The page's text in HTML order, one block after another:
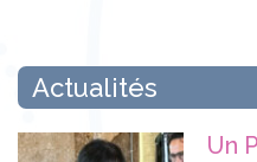
Actualités
Un